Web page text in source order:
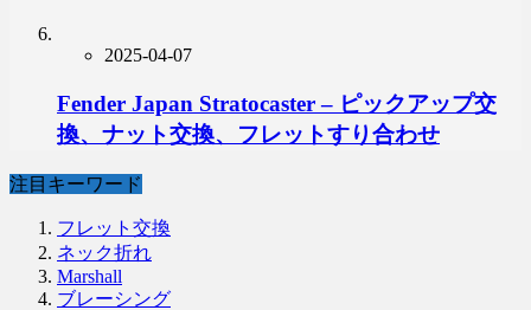
2025-04-07
Fender Japan Stratocaster – ピックアップ交
換、ナット交換、フレットすり合わせ
注目キーワード
フレット交換
ネック折れ
Marshall
ブレーシング